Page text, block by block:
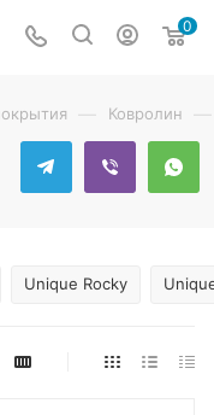
0
— Ковролин —
Unique Rocky